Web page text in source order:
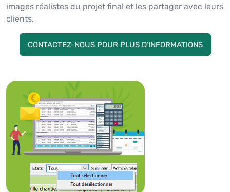
images réalistes du projet final et les partager avec leurs
clients.
CONTACTEZ-NOUS POUR PLUS D’INFORMATIONS